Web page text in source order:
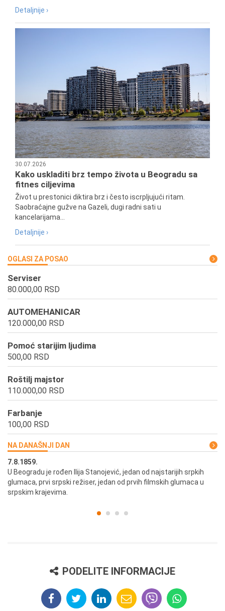
Detaljnije ›
30.07.2026
Kako uskladiti brz tempo života u Beogradu sa
fitnes ciljevima
Život u prestonici diktira brz i često iscrpljujući ritam.
Saobraćajne gužve na Gazeli, dugi radni sati u
kancelarijama...
Detaljnije ›
OGLASI ZA POSAO
Serviser
80.000,00 RSD
AUTOMEHANICAR
120.000,00 RSD
Pomoć starijim ljudima
500,00 RSD
Roštilj majstor
110.000,00 RSD
Farbanje
100,00 RSD
NA DANAŠNJI DAN
7.8.1859.
U Beogradu je rođen Ilija Stanojević, jedan od najstarijih srpkih
glumaca, prvi srpski režiser, jedan od prvih filmskih glumaca u
srpskim krajevima.
PODELITE INFORMACIJE